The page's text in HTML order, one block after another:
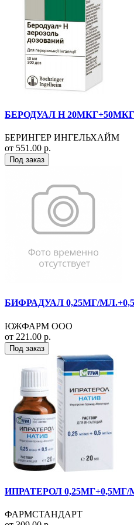
БЕРОДУАЛ Н
БЕРИНГЕР ИНГЕЛЬХАЙМ
от 551.00 р.
Под заказ
БИФРАДУАЛ 0,25МГ/
ЮЖФАРМ ООО
от 221.00 р.
Под заказ
ИПРАТЕРОЛ
ФАРМСТАНДАРТ